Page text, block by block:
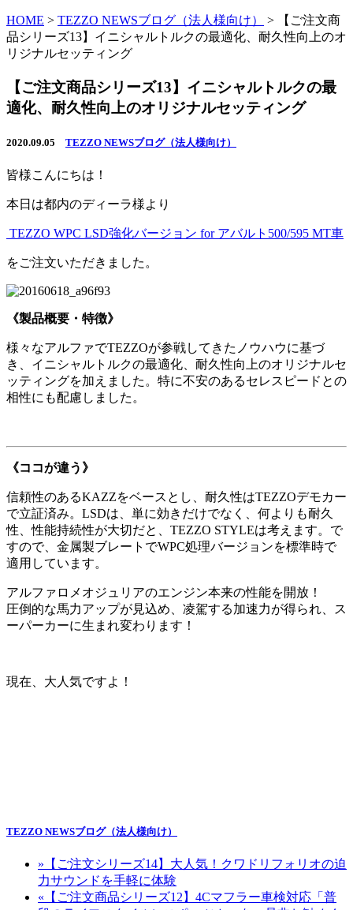
HOME > TEZZO NEWSブログ（法人様向け） >
【ご注文商
品シリーズ13】イニシャルトルクの最適化、耐久性向上のオ
リジナルセッティング
【ご注文商品シリーズ13】イニシャルトルクの最
適化、耐久性向上のオリジナルセッティング
2020.09.05 TEZZO NEWSブログ（法人様向け）
皆様こんにちは！
本日は都内のディーラ様より
TEZZO WPC LSD強化バージョン for アバルト500/595 MT車
をご注文いただきました。
《製品概要・特徴》
様々なアルファでTEZZOが参戦してきたノウハウに基づ
き、イニシャルトルクの最適化、耐久性向上のオリジナルセ
ッティングを加えました。特に不安のあるセレスピードとの
相性にも配慮しました。
《ココが違う》
信頼性のあるKAZZをベースとし、耐久性はTEZZOデモカー
で立証済み。LSDは、単に効きだけでなく、何よりも耐久
性、性能持続性が大切だと、TEZZO STYLEは考えます。で
すので、金属製ブレートでWPC処理バージョンを標準時で
適用しています。
アルファロメオジュリアのエンジン本来の性能を開放！
圧倒的な馬力アップが見込め、凌駕する加速力が得られ、ス
ーパーカーに生まれ変わります！
現在、大人気ですよ！
TEZZO NEWSブログ（法人様向け）
» 【ご注文シリーズ14】大人気！クワドリフォリオの迫
力サウンドを手軽に体験
« 【ご注文商品シリーズ12】4Cマフラー車検対応「普